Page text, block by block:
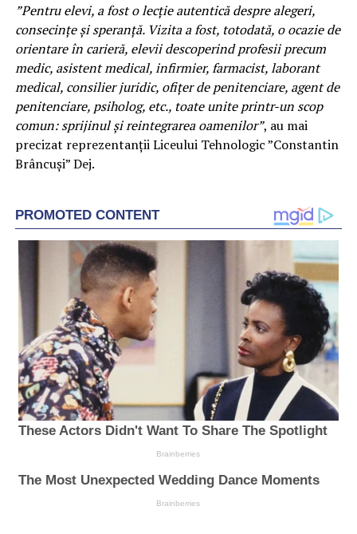
”Pentru elevi, a fost o lecție autentică despre alegeri,
consecințe și speranță. Vizita a fost, totodată, o ocazie de
orientare în carieră, elevii descoperind profesii precum
medic, asistent medical, infirmier, farmacist, laborant
medical, consilier juridic, ofițer de penitenciare, agent de
penitenciare, psiholog, etc., toate unite printr-un scop
comun: sprijinul și reintegrarea oamenilor”, au mai
precizat reprezentanții Liceului Tehnologic ”Constantin
Brâncuși” Dej.